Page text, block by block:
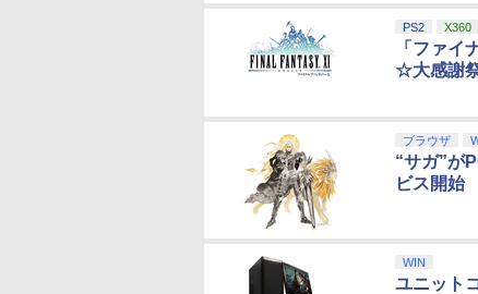
PS2 X360
「ファイ
☆大感謝
ブラウザ
“サガ”が
ビス開始
WIN
ユニット